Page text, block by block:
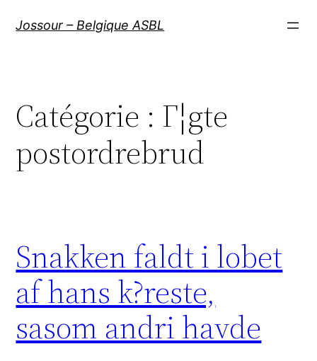
Jossour – Belgique ASBL
Catégorie : Г¦gte
postordrebrud
Snakken faldt i lobet
af hans k?reste,
sasom andri havde